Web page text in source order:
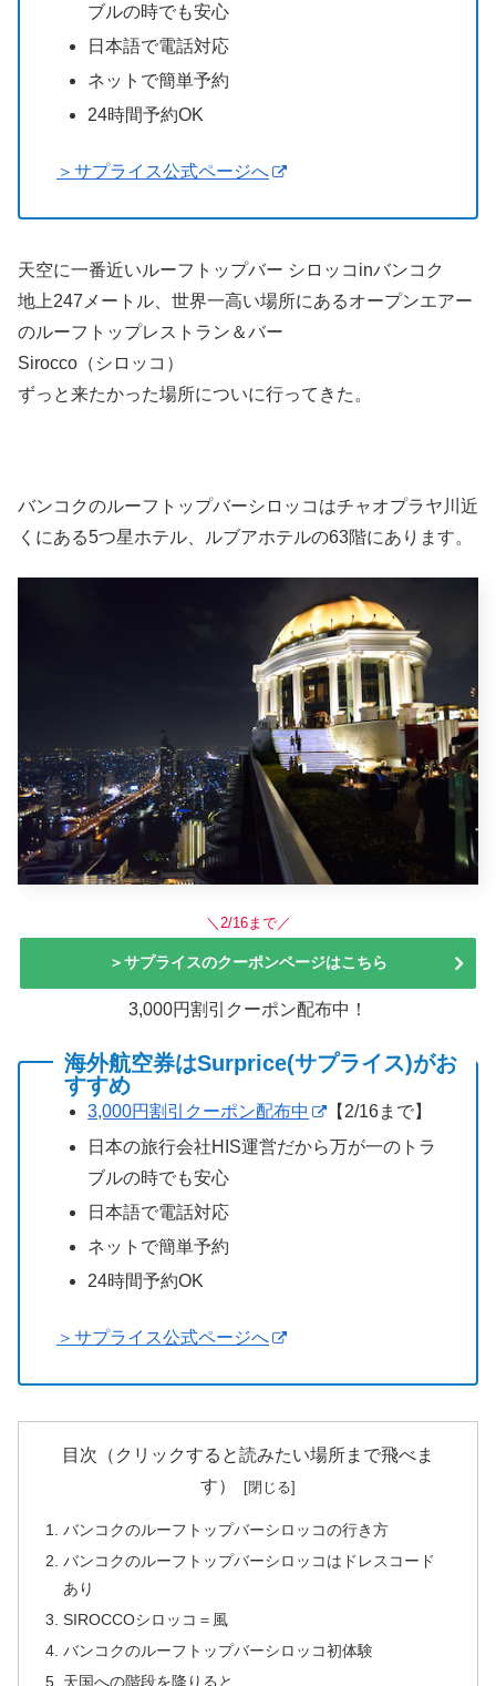
ブルの時でも安心
日本語で電話対応
ネットで簡単予約
24時間予約OK
＞サプライス公式ページへ
天空に一番近いルーフトップバー シロッコinバンコク
地上247メートル、世界一高い場所にあるオープンエアー
のルーフトップレストラン＆バー
Sirocco（シロッコ）
ずっと来たかった場所についに行ってきた。
バンコクのルーフトップバーシロッコはチャオプラヤ川近
くにある5つ星ホテル、ルブアホテルの63階にあります。
＼2/16まで／
＞サプライスのクーポンページはこちら
3,000円割引クーポン配布中！
海外航空券はSurprice(サプライス)がお
すすめ
3,000円割引クーポン配布中
【2/16まで】
日本の旅行会社HIS運営だから万が一のトラ
ブルの時でも安心
日本語で電話対応
ネットで簡単予約
24時間予約OK
＞サプライス公式ページへ
目次（クリックすると読みたい場所まで飛べま
す）
バンコクのルーフトップバーシロッコの行き方
バンコクのルーフトップバーシロッコはドレスコード
あり
SIROCCOシロッコ＝風
バンコクのルーフトップバーシロッコ初体験
天国への階段を降りると